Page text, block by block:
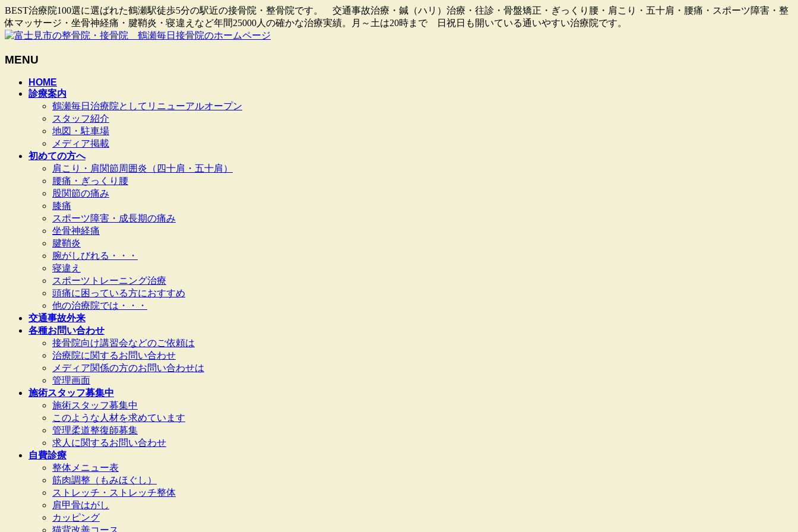
BEST治療院100選に選ばれた鶴瀬駅徒歩5分の駅近の接骨院・整骨院です。 交通事故治療・鍼（ハリ）治療・往診・骨盤矯正・ぎっくり腰・肩こり・五十肩・腰痛・スポーツ障害・整
体マッサージ・坐骨神経痛・腱鞘炎・寝違えなど年間25000人の確かな治療実績。月～土は20時まで 日祝日も開いている通いやすい治療院です。
MENU
HOME
診療案内
鶴瀬毎日治療院としてリニューアルオープン
スタッフ紹介
地図・駐車場
メディア掲載
初めての方へ
肩こり・肩関節周囲炎（四十肩・五十肩）
腰痛・ぎっくり腰
股関節の痛み
膝痛
スポーツ障害・成長期の痛み
坐骨神経痛
腱鞘炎
腕がしびれる・・・
寝違え
スポーツトレーニング治療
頭痛に困っている方におすすめ
他の治療院では・・・
交通事故外来
各種お問い合わせ
接骨院向け講習会などのご依頼は
治療院に関するお問い合わせ
メディア関係の方のお問い合わせは
管理画面
施術スタッフ募集中
施術スタッフ募集中
このような人材を求めています
管理柔道整復師募集
求人に関するお問い合わせ
自費診療
整体メニュー表
筋肉調整（もみほぐし）
ストレッチ・ストレッチ整体
肩甲骨はがし
カッピング